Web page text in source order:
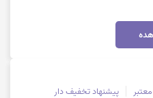
پیشنهاد تخفیف دار